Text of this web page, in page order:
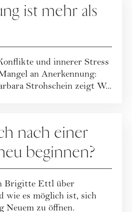
ist mehr als
und innerer Stress
an Anerkennung:
Strohschein zeigt W...
nach einer
beginnen?
Brigitte Ettl über
wie es möglich ist, sich
Neuem zu öffnen.